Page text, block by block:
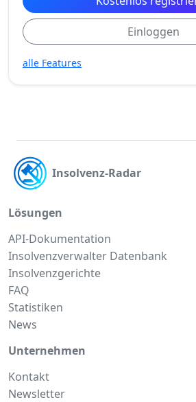
Einloggen
alle Features
Insolvenz-Radar
Lösungen
API-Dokumentation
Insolvenzverwalter Datenbank
Insolvenzgerichte
FAQ
Statistiken
News
Unternehmen
Kontakt
Newsletter